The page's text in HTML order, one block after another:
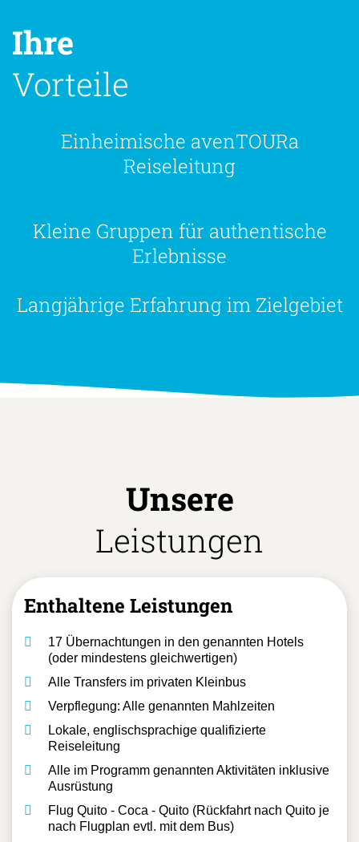
Ihre
Vorteile
Einheimische avenTOURa
Reiseleitung
Kleine Gruppen für authentische
Erlebnisse
Langjährige Erfahrung im Zielgebiet
Unsere
Leistungen
Enthaltene Leistungen
17 Übernachtungen in den genannten Hotels
(oder mindestens gleichwertigen)
Alle Transfers im privaten Kleinbus
Verpflegung: Alle genannten Mahlzeiten
Lokale, englischsprachige qualifizierte
Reiseleitung
Alle im Programm genannten Aktivitäten inklusive
Ausrüstung
Flug Quito - Coca - Quito (Rückfahrt nach Quito je
nach Flugplan evtl. mit dem Bus)